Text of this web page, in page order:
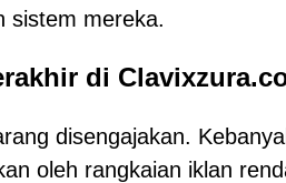
sistem mereka.
di
disengajakan.
oleh rangkaian iklan